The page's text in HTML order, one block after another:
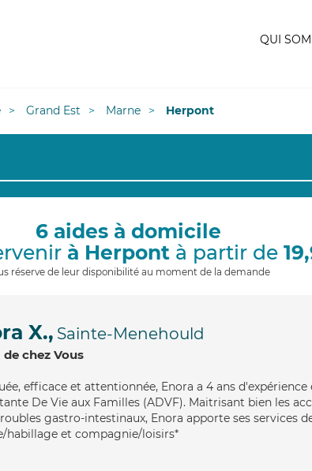
QUI
Grand Est Marne Herpont
6 aides à domicile
à Herpontà partir de
réserve de leur disponibilité au moment de la demande
X., Sainte-Menehould
chez Vous
, efficace et attentionnée, Enora a 4 ans
De Vie aux Familles (ADVF). Maitrisant bien les
gastro-intestinaux, Enora apporte ses services
habillage et compagnie/loisirs*